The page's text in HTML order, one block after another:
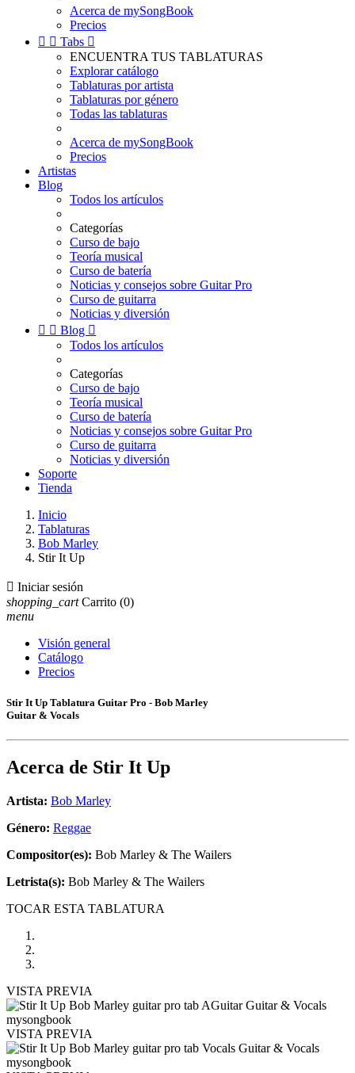
Acerca de mySongBook
Precios
  Tabs 
ENCUENTRA TUS TABLATURAS
Explorar catálogo
Tablaturas por artista
Tablaturas por género
Todas las tablaturas
Acerca de mySongBook
Precios
Artistas
Blog
Todos los artículos
Categorías
Curso de bajo
Teoría musical
Curso de batería
Noticias y consejos sobre Guitar Pro
Curso de guitarra
Noticias y diversión
  Blog 
Todos los artículos
Categorías
Curso de bajo
Teoría musical
Curso de batería
Noticias y consejos sobre Guitar Pro
Curso de guitarra
Noticias y diversión
Soporte
Tienda
Inicio
Tablaturas
Bob Marley
Stir It Up
 Iniciar sesión
shopping_cart Carrito (0)
menu
Visión general
Catálogo
Precios
Stir It Up Tablatura Guitar Pro - Bob Marley
Guitar & Vocals
Acerca de Stir It Up
Artista: Bob Marley
Género: Reggae
Compositor(es): Bob Marley & The Wailers
Letrista(s): Bob Marley & The Wailers
TOCAR ESTA TABLATURA
VISTA PREVIA
VISTA PREVIA